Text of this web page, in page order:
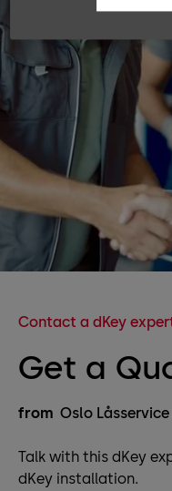
Contact a dKey
Get a
from Oslo Låsservice
Talk with this dKey
dKey installation.